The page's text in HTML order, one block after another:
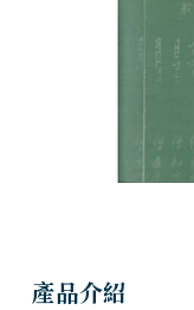
產品介紹